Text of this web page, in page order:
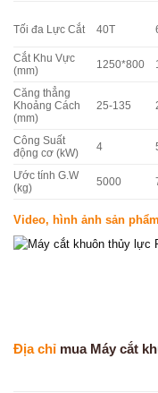
Tối đa Lực Cắt 40T
Cắt Khu Vực
(mm)
1250*800
Căng thẳng
Khoảng Cách
(mm)
25-135
Công Suất
động cơ (kW)
4
Ước tính G.W
(kg)
5000
Video, hình ảnh sản phẩm
Địa chỉ mua Máy cắt